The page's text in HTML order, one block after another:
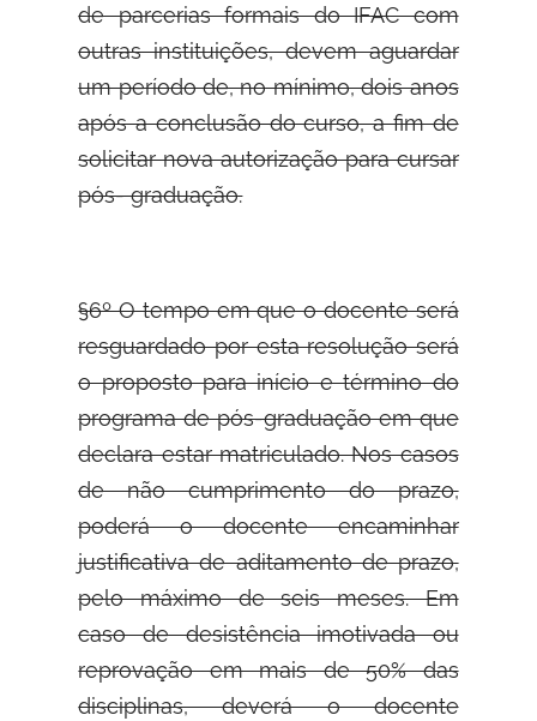
de parcerias formais do IFAC com
outras instituições, devem aguardar
um período de, no mínimo, dois anos
após a conclusão do curso, a fim de
solicitar nova autorização para cursar
pós- graduação.
§6º O tempo em que o docente será
resguardado por esta resolução será
o proposto para início e término do
programa de pós-graduação em que
declara estar matriculado. Nos casos
de não cumprimento do prazo,
poderá o docente encaminhar
justificativa de aditamento de prazo,
pelo máximo de seis meses. Em
caso de desistência imotivada ou
reprovação em mais de 50% das
disciplinas, deverá o docente